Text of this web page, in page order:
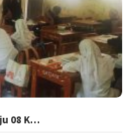
08 K…